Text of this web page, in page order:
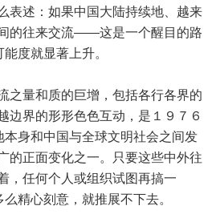
述：如果中国大陆持续地、越来
的往来交流——这是一个醒目的路
度就显著上升。
量和质的巨增，包括各行各界的
边界的形形色色互动，是１９７６
本身和中国与全球文明社会之间发
的正面变化之一。只要这些中外往
，任何个人或组织试图再搞一
么精心刻意，就推展不下去。